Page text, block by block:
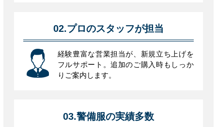
02.プロのスタッフが担当
経験豊富な営業担当が、新規立ち上げを
フルサポート。追加のご購入時もしっか
りご案内します。
03.警備服の実績多数